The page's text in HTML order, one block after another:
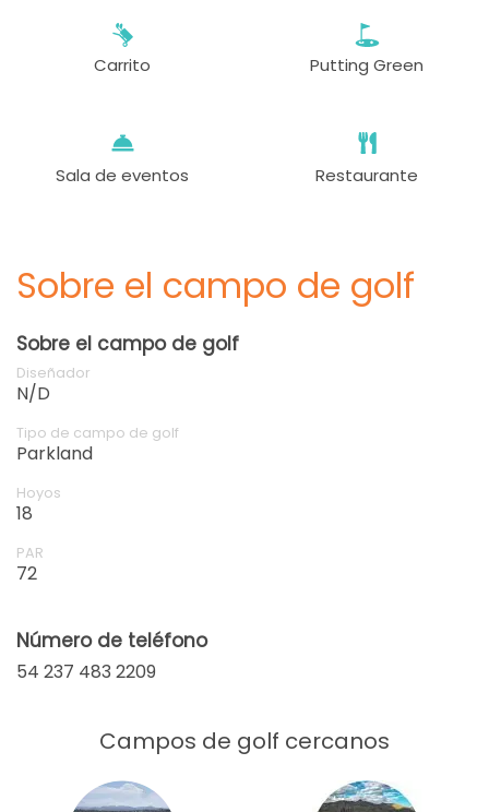
Carrito Putting Green
Sala de eventos Restaurante
Sobre el campo de golf
Sobre el campo de golf
Diseñador
N/D
Tipo de campo de golf
Parkland
Hoyos
18
PAR
72
Número de teléfono
54 237 483 2209
Campos de golf cercanos